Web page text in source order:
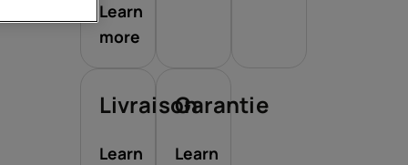
Learn
more
Livraison
Learn
Garantie
Learn